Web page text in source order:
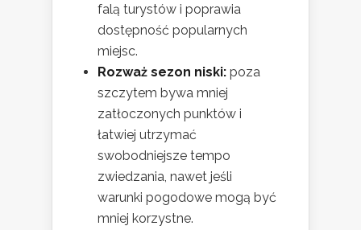
falą turystów i poprawia
dostępność popularnych
miejsc.
Rozważ sezon niski: poza
szczytem bywa mniej
zatłoczonych punktów i
łatwiej utrzymać
swobodniejsze tempo
zwiedzania, nawet jeśli
warunki pogodowe mogą być
mniej korzystne.